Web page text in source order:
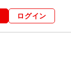
ログイン